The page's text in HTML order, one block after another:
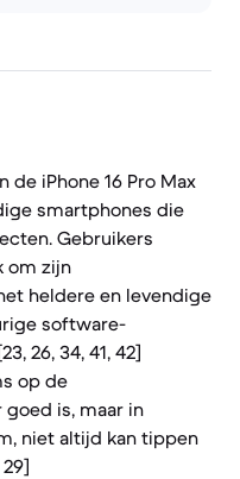
de iPhone 16 Pro Max
smartphones die
Gebruikers
om zijn
heldere en levendige
software-
26, 34, 41, 42]
op de
is, maar in
niet altijd kan tippen